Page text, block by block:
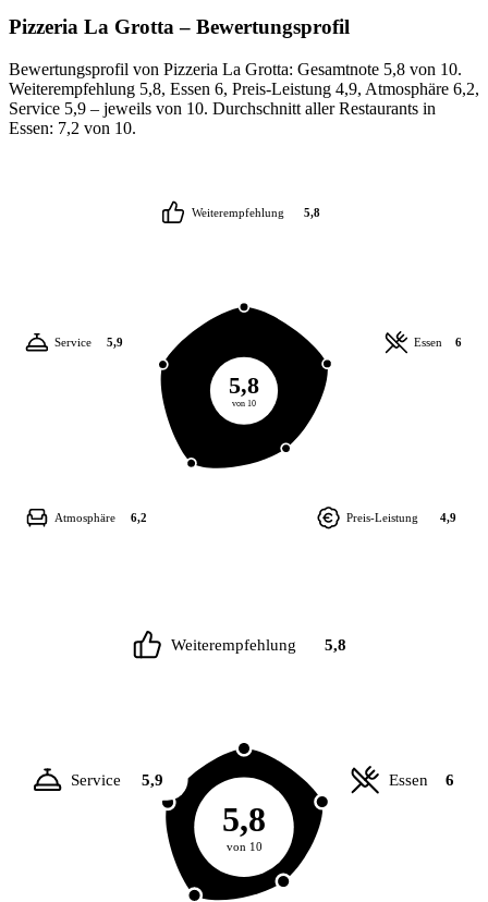
Pizzeria La Grotta – Bewertungsprofil
Bewertungsprofil von Pizzeria La Grotta: Gesamtnote 5,8 von 10.
Weiterempfehlung 5,8, Essen 6, Preis-Leistung 4,9, Atmosphäre 6,2,
Service 5,9 – jeweils von 10. Durchschnitt aller Restaurants in
Essen: 7,2 von 10.
5,8
von 10
Weiterempfehlung 5,8
Essen 6
Preis-Leistung 4,9
Atmosphäre 6,2
Service 5,9
5,8
von 10
Weiterempfehlung 5,8
Essen 6
Service 5,9